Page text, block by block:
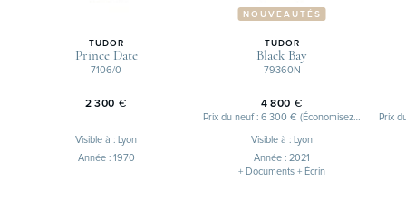
TUDOR
Prince Date
7106/0
2 300 €
Visible à : Lyon
Année : 1970
NOUVEAUTÉS
TUDOR
Black Bay
79360N
4 800 €
Visible à : Lyon
Année : 2021
+ Documents + Écrin